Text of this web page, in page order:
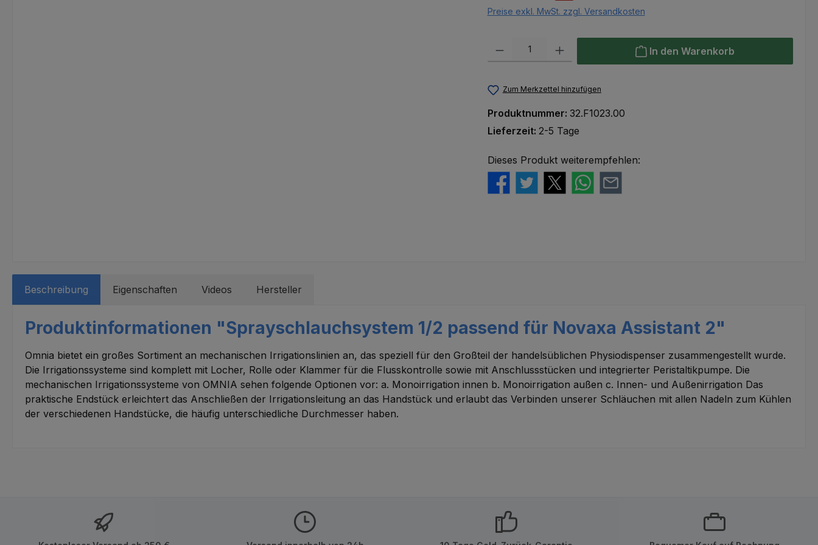
Preise exkl. MwSt. zzgl. Versandkosten
Produkt Anzahl: Gib den gewünschten Wert ein oder benutze die Schaltflächen
In den Warenkorb
Zum Merkzettel hinzufügen
Produktnummer: 32.F1023.00
Lieferzeit: 2-5 Tage
Dieses Produkt weiterempfehlen:
Beschreibung Eigenschaften Videos Hersteller
Produktinformationen "Sprayschlauchsystem 1/2 passend für Novaxa Assistant 2"
Omnia bietet ein großes Sortiment an mechanischen Irrigationslinien an, das speziell für den Großteil der handelsüblichen Physiodispenser zusammengestellt wurde.
Die Irrigationssysteme sind komplett mit Locher, Rolle oder Klammer für die Flusskontrolle sowie mit Anschlussstücken und integrierter Peristaltikpumpe. Die
mechanischen Irrigationssysteme von OMNIA sehen folgende Optionen vor: a. Monoirrigation innen b. Monoirrigation außen c. Innen- und Außenirrigation Das
praktische Endstück erleichtert das Anschließen der Irrigationsleitung an das Handstück und erlaubt das Verbinden unserer Schläuchen mit allen Nadeln zum Kühlen
der verschiedenen Handstücke, die häufig unterschiedliche Durchmesser haben.